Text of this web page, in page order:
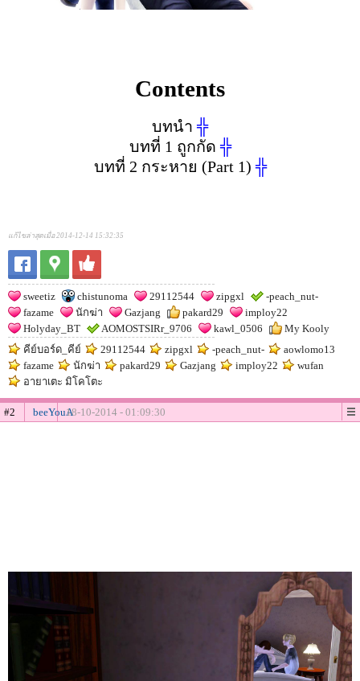
Contents
บทนำ╬
บทที่ 1 ถูกกัด╬
บทที่ 2 กระหาย (Part 1)╬
แก้ไขล่าสุดเมื่อ 2014-12-14 15:32:35
sweetiz chistunoma 29112544 zipgxl
-peach_nut-
fazame
นักฆ่า Gazjang pakard29
imploy22
Holyday_BT
AOMOSTSIRr_9706 kawl_0506
My Kooly
คีย์บอร์ด_คีย์
29112544 zipgxl -peach_nut-
aowlomo13
fazame
นักฆ่า pakard29 Gazjang imploy22
wufan
อายาเตะ มิโคโตะ
#2 beeYouA18-10-2014 - 01:09:30